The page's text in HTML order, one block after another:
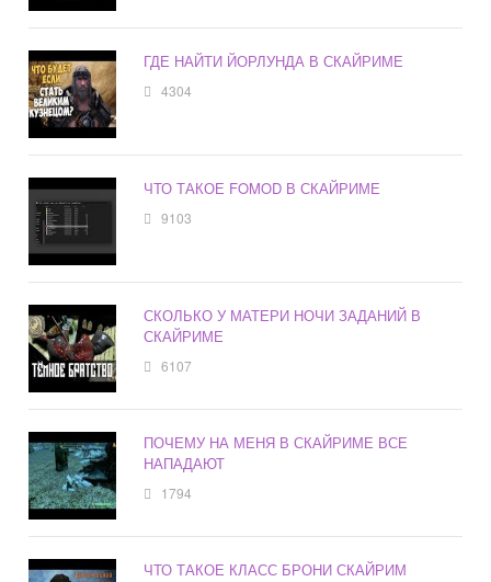
ГДЕ НАЙТИ ЙОРЛУНДА В СКАЙРИМЕ
4304
ЧТО ТАКОЕ FOMOD В СКАЙРИМЕ
9103
СКОЛЬКО У МАТЕРИ НОЧИ ЗАДАНИЙ В
СКАЙРИМЕ
6107
ПОЧЕМУ НА МЕНЯ В СКАЙРИМЕ ВСЕ
НАПАДАЮТ
1794
ЧТО ТАКОЕ КЛАСС БРОНИ СКАЙРИМ